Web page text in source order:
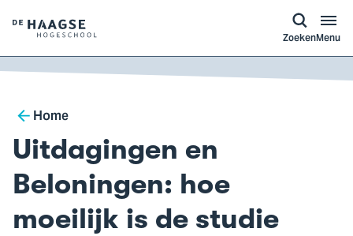
Logo
van
De
Hogeschool,
ga
naar
de
homepagina
ZoekenMenu
Breadcrumb
Home
Uitdagingen en
Beloningen: hoe
moeilijk is de studie